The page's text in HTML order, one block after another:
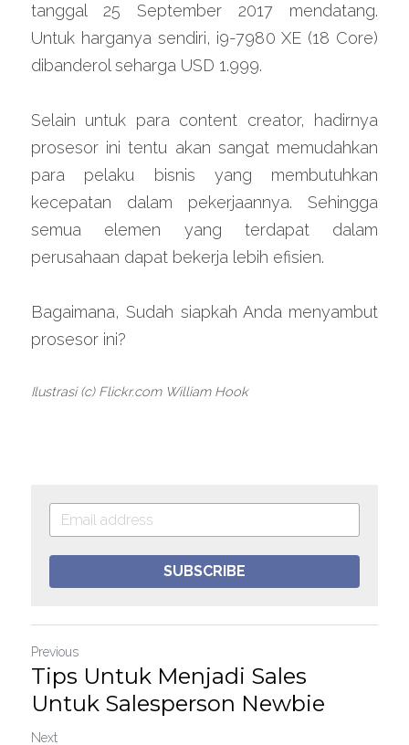
tanggal 25 September 2017 mendatang.
Untuk harganya sendiri, i9-7980 XE (18 Core)
dibanderol seharga USD 1.999.
Selain untuk para content creator, hadirnya
prosesor ini tentu akan sangat memudahkan
para pelaku bisnis yang membutuhkan
kecepatan dalam pekerjaannya. Sehingga
semua elemen yang terdapat dalam
perusahaan dapat bekerja lebih efisien.
Bagaimana, Sudah siapkah Anda menyambut
prosesor ini?
Ilustrasi (c) Flickr.com William Hook
SUBSCRIBE
Previous
Tips Untuk Menjadi Sales
Untuk Salesperson Newbie
Next